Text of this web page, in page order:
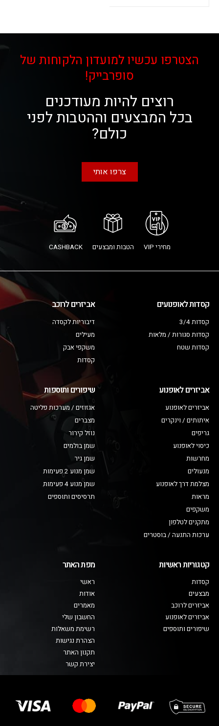
הצטרפו עכשיו למועדון הלקוחות של
סופרבייק!
רוצים להיות מעודכנים
בכל המבצעים וההטבות לפני
כולם?
צרפו אותי
מחירי VIP הטבות ומבצעים CASHBACK
קסדות לאופנועים
קסדות 3/4
קסדות סגורות / מלאות
קסדות שטח
אביזרים לרוכב
דיבוריות לקסדה
מעילים
משקפי אבק
קסדות
אביזרים לאופנוע
אביזרים לאופנוע
איתותים / וינקרים
גריפים
כיסוי לאופנוע
מחרשות
מנעולים
מצלמת דרך לאופנוע
מראות
משקפים
מתקנים לטלפון
ערכות התנעה / בוסטרים
שיפורים ותוספות
אגזוזים / מערכות פליטה
מצברים
נוזל קירור
שמן בולמים
שמן גיר
שמן מנוע 2 פעימות
שמן מנוע 4 פעימות
תרסיסים ותוספים
קטגוריות ראשיות
קסדות
מבצעים
אביזרים לרוכב
אביזרים לאופנוע
שיפורים ותוספים
מפת האתר
ראשי
אודות
מאמרים
החשבון שלי
רשימת משאלות
הצהרת נגישות
תקנון האתר
יצירת קשר